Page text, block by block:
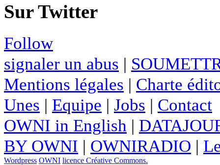
Sur Twitter
Follow
signaler un abus |
Mentions légales | Charte
Unes | Equipe | Jobs | Contact
OWNI in English |
BY OWNI | OWNIRADIO |
Wordpress OWNI licence Créative Commons.